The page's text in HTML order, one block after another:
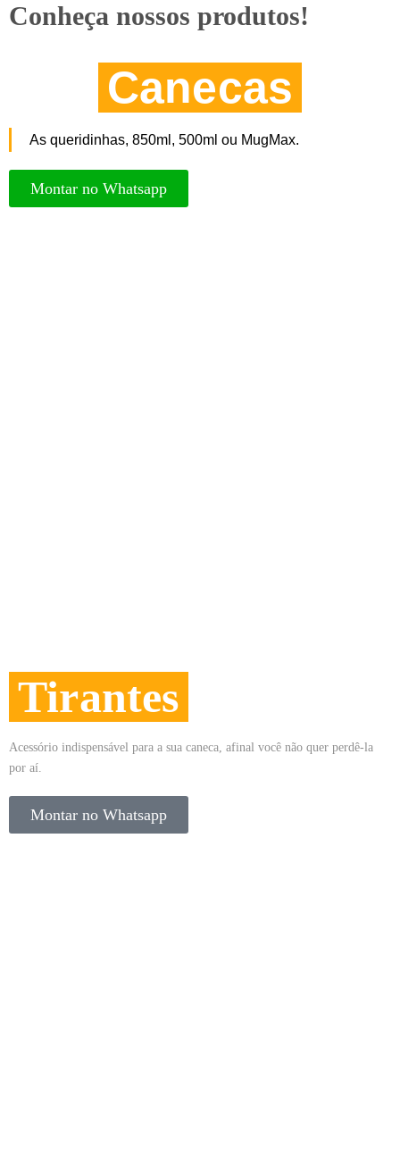
Conheça nossos produtos!
Canecas
As queridinhas, 850ml, 500ml ou MugMax.
Montar no Whatsapp
Tirantes
Acessório indispensável para a sua caneca, afinal você não quer perdê-la
por aí.
Montar no Whatsapp